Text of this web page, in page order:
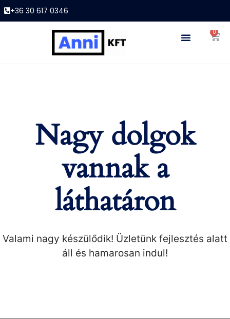
+36 30 617 0346
0
Nagy dolgok
vannak a
láthatáron
Valami nagy készülődik! Üzletünk fejlesztés alatt
áll és hamarosan indul!